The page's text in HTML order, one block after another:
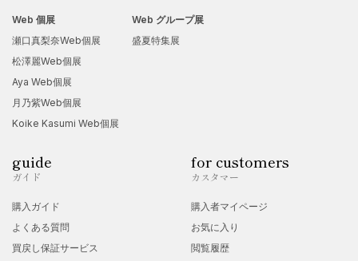
Web 個展
瀬口真梨奈Web個展
松澤麗Web個展
Aya Web個展
月乃紫Web個展
Koike Kasumi Web個展
Web グループ展
盛夏特集展
guide
ガイド
購入ガイド
よくある質問
買戻し保証サービス
for customers
カスタマー
購入者マイページ
お気に入り
閲覧履歴